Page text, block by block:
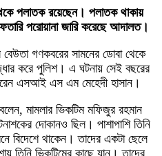
পলাতক রয়েছেন। পলাতক থাকায়
পরোয়ানা জারি করেছে আদালত।
বেউতা গণকবরের সামনের ডোবা থেকে
করে পুলিশ। এ ঘটনায় সেই বছরের
করেন এসআই এস এম মেহেদী হাসান।
মামলার ভিকটিম মফিজুর রহমান
দোকানও ছিল। পাশাপাশি তিনি
বিদেশে থাকেন। তাদের একটা ছেলে